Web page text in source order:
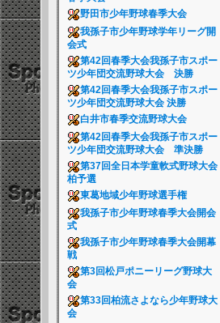
野田市少年野球春季大会
我孫子市少年野球学年リーグ開
会式
第42回春季大会我孫子市スポー
ツ少年団交流野球大会 決勝
第42回春季大会我孫子市スポー
ツ少年団交流野球大会 決勝
白井市春季交流野球大会
第42回春季大会我孫子市スポー
ツ少年団交流野球大会 準決勝
第37回全日本学童軟式野球大会
柏予選
東葛地域少年野球選手権
我孫子市少年野球春季大会開会
式
我孫子市少年野球春季大会開幕
戦
第3回松戸ポニーリーグ野球大
会
第33回柏流さよなら少年野球大
会